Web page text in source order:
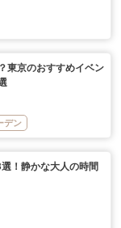
東京のおすすめイベン
デン
！静かな大人の時間